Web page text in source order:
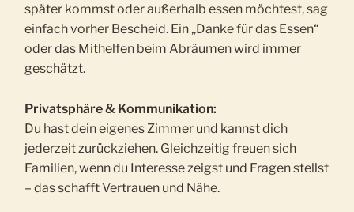
später kommst oder außerhalb essen möchtest, sag
einfach vorher Bescheid. Ein „Danke für das Essen“
oder das Mithelfen beim Abräumen wird immer
geschätzt.
Privatsphäre & Kommunikation:
Du hast dein eigenes Zimmer und kannst dich
jederzeit zurückziehen. Gleichzeitig freuen sich
Familien, wenn du Interesse zeigst und Fragen stellst
– das schafft Vertrauen und Nähe.